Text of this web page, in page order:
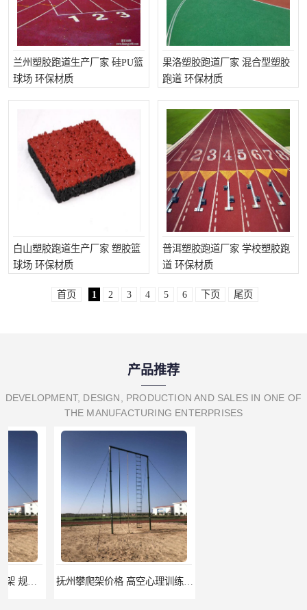
兰州塑胶跑道生产厂家 硅PU篮
球场 环保材质
果洛塑胶跑道厂家 混合型塑胶
跑道 环保材质
白山塑胶跑道生产厂家 塑胶篮
球场 环保材质
普洱塑胶跑道厂家 学校塑胶跑
道 环保材质
首页 1 2 3 4 5 6 下页 尾页
产品推荐
DEVELOPMENT, DESIGN, PRODUCTION AND SALES IN ONE OF
THE MANUFACTURING ENTERPRISES
抚州攀爬架价格 高空心理训练器材 标准尺寸